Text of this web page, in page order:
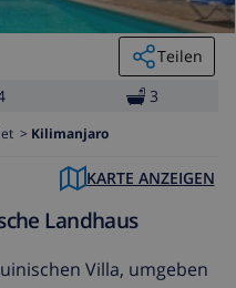
Teilen
3
> Kilimanjaro
KARTE ANZEIGEN
Landhaus
Villa, umgeben